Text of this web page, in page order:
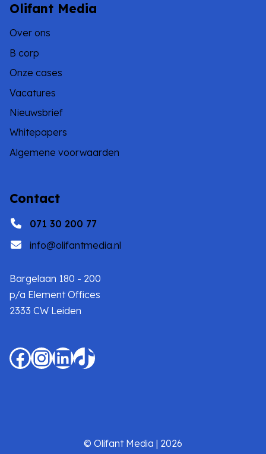
Olifant Media
Over ons
B corp
Onze cases
Vacatures
Nieuwsbrief
Whitepapers
Algemene voorwaarden
Contact
071 30 200 77
info@olifantmedia.nl
Bargelaan 180 - 200
p/a Element Offices
2333 CW Leiden
Facebook
Instagram
LinkedIn
TikTok
© Olifant Media | 2026